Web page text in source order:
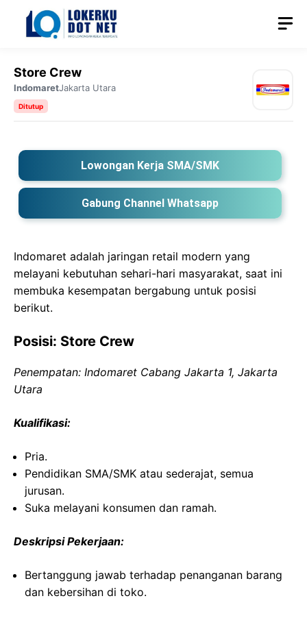
Langsung
Store Crew
IndomaretJakarta Utara
Ditutup
Lowongan Kerja SMA/SMK
Gabung Channel Whatsapp
Indomaret adalah jaringan retail modern yang
melayani kebutuhan sehari-hari masyarakat, saat ini
membuka kesempatan bergabung untuk posisi
berikut.
Posisi: Store Crew
Penempatan: Indomaret Cabang Jakarta 1, Jakarta
Utara
Kualifikasi:
Pria.
Pendidikan SMA/SMK atau sederajat, semua
jurusan.
Suka melayani konsumen dan ramah.
Deskripsi Pekerjaan:
Bertanggung jawab terhadap penanganan barang
dan kebersihan di toko.